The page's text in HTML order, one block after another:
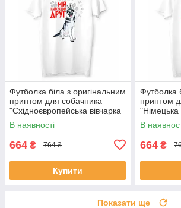
Футболка біла з оригінальним
принтом для собачника
"Східноєвропейська вівчарка
Мій найкращий друг" Push IT
В наявності
664 ₴ 764 ₴
Купити
Футболка
принтом
"Німецька
В
664 ₴
Показати ще